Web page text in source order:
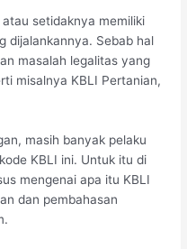
setidaknya memiliki
dijalankannya. Sebab hal
masalah legalitas yang
misalnya KBLI Pertanian,
masih banyak pelaku
KBLI ini. Untuk itu di
mengenai apa itu KBLI
dan pembahasan